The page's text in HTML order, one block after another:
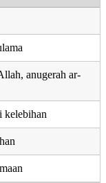
anugerah ar-
kelebihan